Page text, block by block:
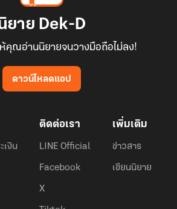
ยาย Dek-D
คุณอ่านนิยายจนวางมือถือไม่ลง!
ดาวน์โหลดแอป
เงิน
ติดต่อเรา
LINE Official
Facebook
X
เพิ่มเติม
ข่าวสาร
เขียนนิยาย